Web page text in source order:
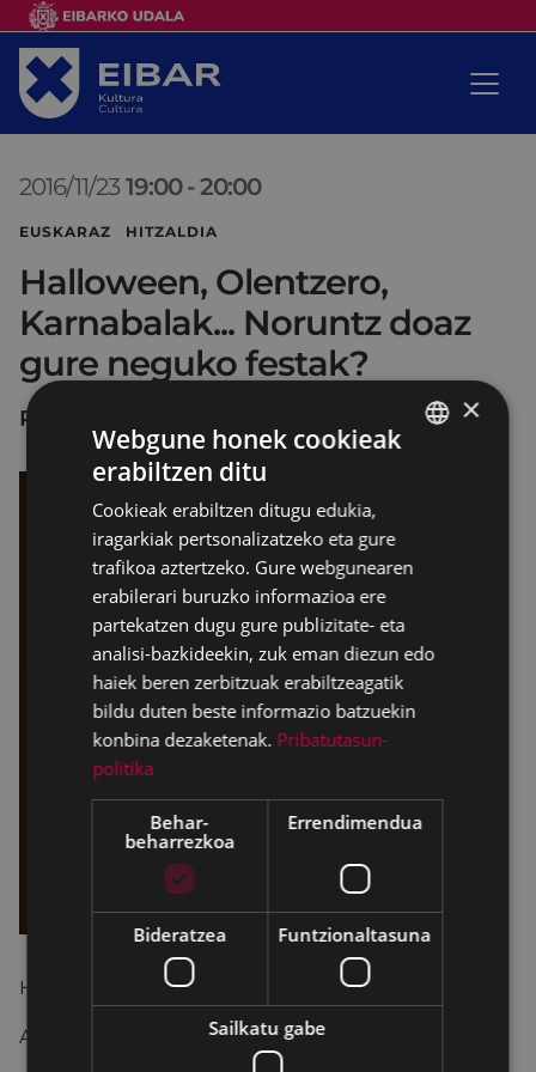
2016/11/23 19:00 -20:00
EUSKARAZ HITZALDIA
Halloween, Olentzero,
Karnabalak... Noruntz doaz
gure neguko festak?
PORTALEA
Hizlaria Oier Araolaza.
Antolatzailea: Eibarko Udala - Gazteria saila
×
Webgune honek cookieak
erabiltzen ditu
Cookieak erabiltzen ditugu edukia,
iragarkiak pertsonalizatzeko eta gure
trafikoa aztertzeko. Gure webgunearen
erabilerari buruzko informazioa ere
partekatzen dugu gure publizitate- eta
analisi-bazkideekin, zuk eman diezun edo
haiek beren zerbitzuak erabiltzeagatik
bildu duten beste informazio batzuekin
konbina dezaketenak. Pribatutasun-
politika
Behar-
beharrezkoa
Errendimendua
Bideratzea Funtzionaltasuna
Sailkatu gabe